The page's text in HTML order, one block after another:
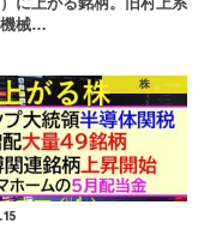
に上がる銘柄。旧村上系
械…
株